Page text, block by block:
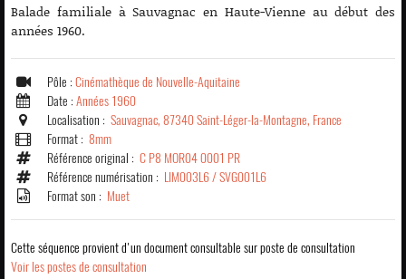
Balade familiale à Sauvagnac en Haute-Vienne au début des
années 1960.
Pôle : Cinémathèque de Nouvelle-Aquitaine
Date : Années 1960
Localisation : Sauvagnac, 87340 Saint-Léger-la-Montagne, France
Format : 8mm
Référence original : C P8 MOR04 0001 PR
Référence numérisation : LIM003L6 / SVG001L6
Format son : Muet
Cette séquence provient d'un document consultable sur poste de consultation
Voir les postes de consultation